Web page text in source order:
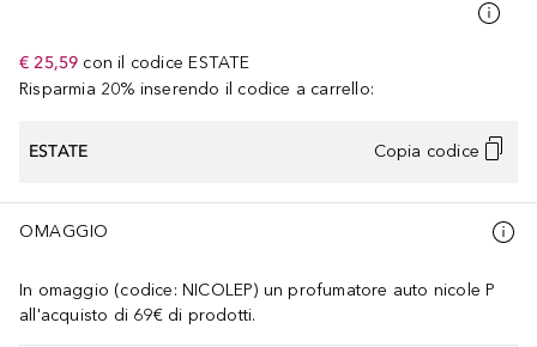
€ 25,59 con il codice ESTATE
Risparmia 20% inserendo il codice a carrello:
ESTATE Copia codice
OMAGGIO
In omaggio (codice: NICOLEP) un profumatore auto nicole P
all'acquisto di 69€ di prodotti.